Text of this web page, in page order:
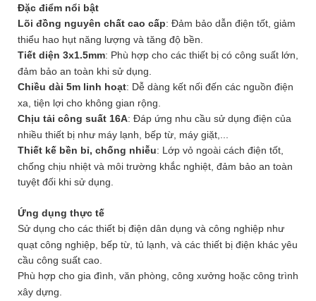
Đặc điểm nổi bật
Lõi đồng nguyên chất cao cấp: Đảm bảo dẫn điện tốt, giảm
thiểu hao hụt năng lượng và tăng độ bền.
Tiết diện 3x1.5mm: Phù hợp cho các thiết bị có công suất lớn,
đảm bảo an toàn khi sử dụng.
Chiều dài 5m linh hoạt: Dễ dàng kết nối đến các nguồn điện
xa, tiện lợi cho không gian rộng.
Chịu tải công suất 16A: Đáp ứng nhu cầu sử dụng điện của
nhiều thiết bị như máy lạnh, bếp từ, máy giặt,...
Thiết kế bền bỉ, chống nhiễu: Lớp vỏ ngoài cách điện tốt,
chống chịu nhiệt và môi trường khắc nghiệt, đảm bảo an toàn
tuyệt đối khi sử dụng.
Ứng dụng thực tế
Sử dụng cho các thiết bị điện dân dụng và công nghiệp như
quạt công nghiệp, bếp từ, tủ lạnh, và các thiết bị điện khác yêu
cầu công suất cao.
Phù hợp cho gia đình, văn phòng, công xưởng hoặc công trình
xây dựng.